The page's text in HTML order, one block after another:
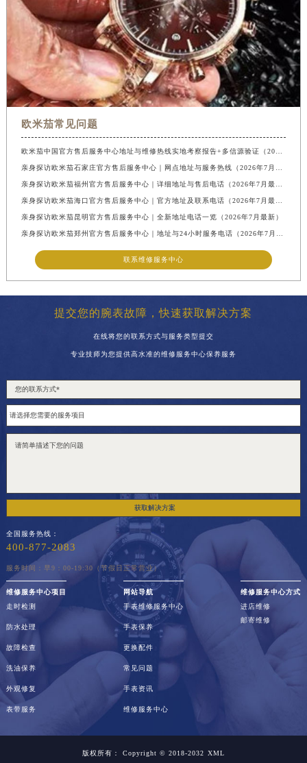
欧米茄常见问题
欧米茄中国官方售后服务中心地址与维修热线实地考察报告+多信源验证（2026年7月最新）
亲身探访欧米茄石家庄官方售后服务中心｜网点地址与服务热线（2026年7月最新）
亲身探访欧米茄福州官方售后服务中心｜详细地址与售后电话（2026年7月最新）
亲身探访欧米茄海口官方售后服务中心｜官方地址及联系电话（2026年7月最新）
亲身探访欧米茄昆明官方售后服务中心｜全新地址电话一览（2026年7月最新）
亲身探访欧米茄郑州官方售后服务中心｜地址与24小时服务电话（2026年7月最新）
联系维修服务中心
提交您的腕表故障，快速获取解决方案
在线将您的联系方式与服务类型提交
专业技师为您提供高水准的维修服务中心保养服务
获取解决方案
全国服务热线：
400-877-2083
服务时间：早9：00-19:30（节假日正常营业）
维修服务中心项目
走时检测
防水处理
故障检查
洗油保养
外观修复
表带服务
网站导航
手表维修服务中心
手表保养
更换配件
常见问题
手表资讯
维修服务中心
维修服务中心方式
进店维修
邮寄维修
版权所有： Copyright © 2018-2032 XML